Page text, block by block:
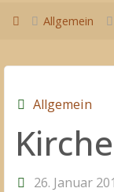
StartAllgemein
Allgemein
26. Januar